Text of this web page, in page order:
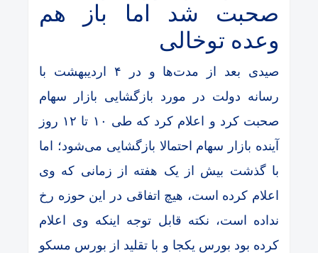
صحبت شد اما باز هم
وعده توخالی
صیدی بعد از مدت‌ها و در ۴ اردیبهشت با
رسانه دولت در مورد بازگشایی بازار سهام
صحبت کرد و اعلام کرد که طی ۱۰ تا ۱۲ روز
آینده بازار سهام احتمالا بازگشایی می‌شود؛ اما
با گذشت بیش از یک هفته از زمانی که وی
اعلام کرده است، هیچ اتفاقی در این حوزه رخ
نداده است، نکته قابل توجه اینکه وی اعلام
کرده بود بورس یکجا و با تقلید از بورس مسکو